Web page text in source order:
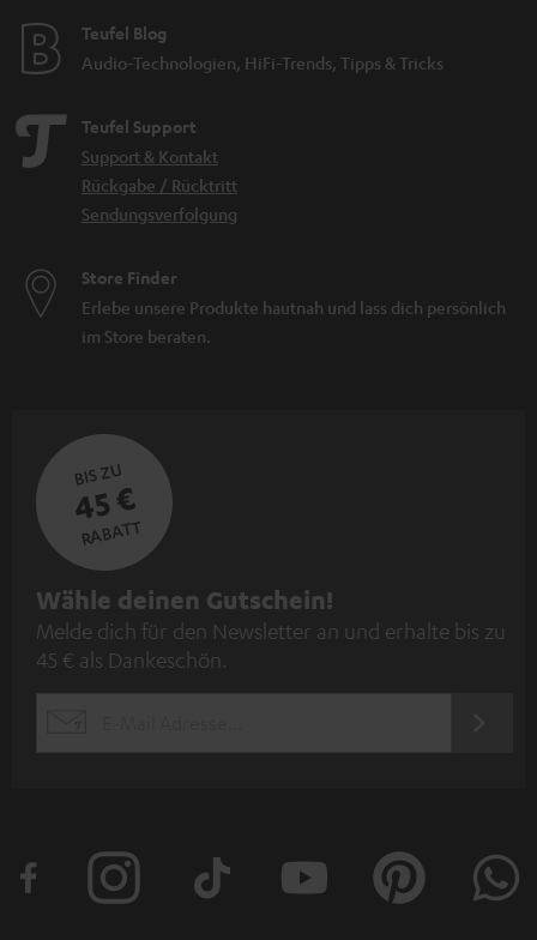
Teufel Blog
Audio-Technologien, HiFi-Trends, Tipps & Tricks
Teufel Support
Support & Kontakt
Rückgabe / Rücktritt
Sendungsverfolgung
Store Finder
Erlebe unsere Produkte hautnah und lass dich persönlich
im Store beraten.
BIS ZU
45 €
RABATT
N
e
w
e
Wähle deinen Gutschein!
Melde dich für den Newsletter an und erhalte bis zu
45 € als Dankeschön.